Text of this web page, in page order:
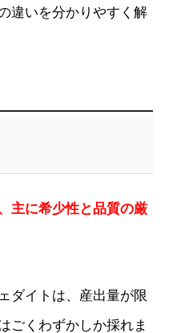
違いを分かりやすく解
主に希少性と品質の厳
ダイトは、産出量が限
ごくわずかしか採れま